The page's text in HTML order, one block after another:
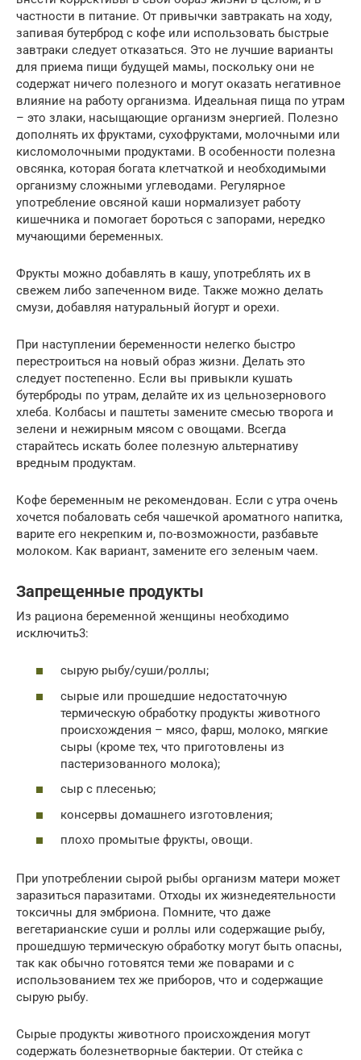
частности в питание. От привычки завтракать на ходу,
запивая бутерброд с кофе или использовать быстрые
завтраки следует отказаться. Это не лучшие варианты
для приема пищи будущей мамы, поскольку они не
содержат ничего полезного и могут оказать негативное
влияние на работу организма. Идеальная пища по утрам
– это злаки, насыщающие организм энергией. Полезно
дополнять их фруктами, сухофруктами, молочными или
кисломолочными продуктами. В особенности полезна
овсянка, которая богата клетчаткой и необходимыми
организму сложными углеводами. Регулярное
употребление овсяной каши нормализует работу
кишечника и помогает бороться с запорами, нередко
мучающими беременных.
Фрукты можно добавлять в кашу, употреблять их в
свежем либо запеченном виде. Также можно делать
смузи, добавляя натуральный йогурт и орехи.
При наступлении беременности нелегко быстро
перестроиться на новый образ жизни. Делать это
следует постепенно. Если вы привыкли кушать
бутерброды по утрам, делайте их из цельнозернового
хлеба. Колбасы и паштеты замените смесью творога и
зелени и нежирным мясом с овощами. Всегда
старайтесь искать более полезную альтернативу
вредным продуктам.
Кофе беременным не рекомендован. Если с утра очень
хочется побаловать себя чашечкой ароматного напитка,
варите его некрепким и, по-возможности, разбавьте
молоком. Как вариант, замените его зеленым чаем.
Запрещенные продукты
Из рациона беременной женщины необходимо
исключить3:
сырую рыбу/суши/роллы;
сырые или прошедшие недостаточную
термическую обработку продукты животного
происхождения – мясо, фарш, молоко, мягкие
сыры (кроме тех, что приготовлены из
пастеризованного молока);
сыр с плесенью;
консервы домашнего изготовления;
плохо промытые фрукты, овощи.
При употреблении сырой рыбы организм матери может
заразиться паразитами. Отходы их жизнедеятельности
токсичны для эмбриона. Помните, что даже
вегетарианские суши и роллы или содержащие рыбу,
прошедшую термическую обработку могут быть опасны,
так как обычно готовятся теми же поварами и с
использованием тех же приборов, что и содержащие
сырую рыбу.
Сырые продукты животного происхождения могут
содержать болезнетворные бактерии. От стейка с